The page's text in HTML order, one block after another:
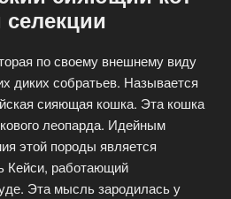
по своему внешнему виду
диких собратьев. Называется
сияющая кошка. Эта кошка
леопарда. Идейным
этой породы является
Кейси, работающий
Эта мысль зародилась у